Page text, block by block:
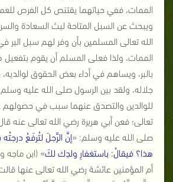
الممات، ففي حياتهما يقتنص كل الفرص
ويبحث عن السبل المتاحة لبث السعادة
الله تعالى المسلمين بأن وفر لهم سبل البر
الممات، ولذا فعلى المسلم أن يقوم بتفعيل
بالبر، ويساهم في أداء بعض الحقوق
جلاله، ولقد بين الرسول صلى الله عليه وسلم
للوالدين والتصدق عنهما سبب في حصولهم
تعالى؛ فعن أبي هريرة رضي الله تعالى عنه
صلى الله عليه وسلم: «إنَّ الرَّجلَ لتُرفَعُ
هذا؟ فيقالُ: باستغفارِ ولدِك لكَ» (ابن ماجه
أم المؤمنين عائشة رضي الله تعالى عنها